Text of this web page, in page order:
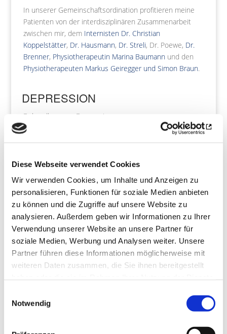
Diese Webseite verwendet Cookies
Wir verwenden Cookies, um Inhalte und Anzeigen zu
personalisieren, Funktionen für soziale Medien anbieten
zu können und die Zugriffe auf unsere Website zu
analysieren. Außerdem geben wir Informationen zu Ihrer
Verwendung unserer Website an unsere Partner für
soziale Medien, Werbung und Analysen weiter. Unsere
Partner führen diese Informationen möglicherweise mit
weiteren Daten zusammen, die Sie ihnen bereitgestellt
Notwendig
In unserer Gemeinschaftsordination profitieren meine
Patienten von der interdisziplinären Zusammenarbeit
zwischen mir, dem Internisten Dr. Christian
Koppelstätter, Dr. Hausmann, Dr. Streli, Dr. Poewe, Dr.
Brenner, Physiotherapeutin Marina Baumannund den
Physiotherapeuten Markus Geiregger und Simon Braun.
DEPRESSION
Behandlung von Depressionen.
BIPOLAR AFFEKTIVE STÖRUNG
Behandlung von bipolar affektiven Störungen,
Behandlung von manisch-depressiven Krankheiten.
SCHIZOPHRENIE UND
PSYCHOSE
Behandlung von Psychosen, Schizophrenie,
schizoaffektive Störungen, Wahnstörungen.